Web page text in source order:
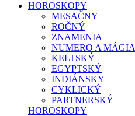
HOROSKOPY
MESAČNY
ROČNÝ
ZNAMENIA
NUMERO A MÁGIA
KELTSKÝ
EGYPTSKÝ
INDIÁNSKY
CYKLICKÝ
PARTNERSKÝ
HOROSKOPY